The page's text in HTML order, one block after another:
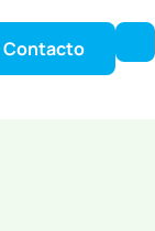
Contacto